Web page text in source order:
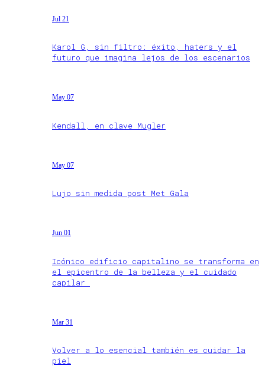
Jul 21
Karol G, sin filtro: éxito, haters y el
futuro que imagina lejos de los escenarios
May 07
Kendall, en clave Mugler
May 07
Lujo sin medida post Met Gala
Jun 01
Icónico edificio capitalino se transforma en
el epicentro de la belleza y el cuidado
capilar
Mar 31
Volver a lo esencial también es cuidar la
piel